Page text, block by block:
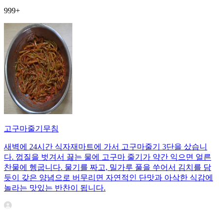
999+
고구마줄기무침
새벽에 24시간 식자재마트에 가서 고구마줄기 3단을 샀습니
다. 껍질을 벗겨서 끓는 물에 고구마 줄기가 약간 익으면 얼른
찬물에 헹굽니다. 물기를 짜고, 밀가루 풀을 쑤어서 김치를 담
듯이 갖은 양념으로 버무리면 자연적인 단맛과 아삭한 식감에
놀라는 맛있는 반찬이 됩니다.